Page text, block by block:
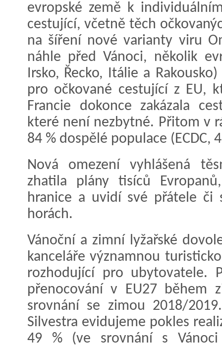
evropské země k
cestující, včetně těch
na šíření nové varianty viru
náhle před Vánoci, několik
Irsko, Řecko, Itálie a
pro očkované cestující z EU,
Francie dokonce zakázala
které není nezbytné. Přitom v
84 % dospělé populace (ECDC,
Nová omezení vyhlášená
zhatila plány tisíců
hranice a uvidí své přátele či
horách.
Vánoční a zimní lyžařské
kanceláře významnou
rozhodující pro ubytovatele.
přenocování v EU27 během
srovnání se zimou 2018/
Silvestra evidujeme pokles
49 % (ve srovnání s